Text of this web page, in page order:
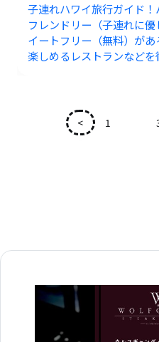
子連れハワイ旅行ガイド
フレンドリー（子連れに
イートフリー（無料）が
楽しめるレストランなどを
< 1
広告